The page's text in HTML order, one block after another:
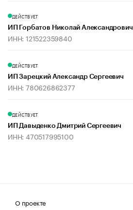
ДЕЙСТВУЕТ
ИП Горбатов Николай Александрович
ИНН: 121522359840
ДЕЙСТВУЕТ
ИП Зарецкий Александр Сергеевич
ИНН: 780626862377
ДЕЙСТВУЕТ
ИП Давыденко Дмитрий Сергеевич
ИНН: 470517995100
О проекте